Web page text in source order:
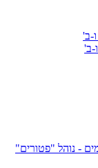
ב'
ב'
- נוהל "פטורים"